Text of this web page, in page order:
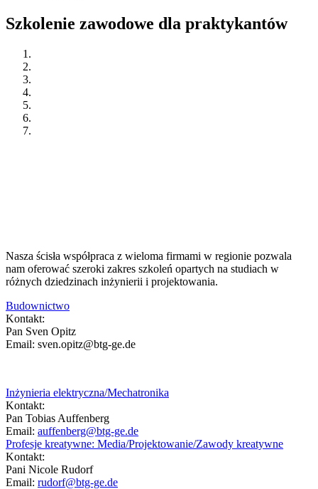
Szkolenie zawodowe dla praktykantów
Nasza ścisła współpraca z wieloma firmami w regionie pozwala
nam oferować szeroki zakres szkoleń opartych na studiach w
różnych dziedzinach inżynierii i projektowania.
Budownictwo
Kontakt:
Pan Sven Opitz
Email: sven.opitz@btg-ge.de
Inżynieria elektryczna/Mechatronika
Kontakt:
Pan Tobias Auffenberg
Email: auffenberg@btg-ge.de
Profesje kreatywne: Media/Projektowanie/Zawody kreatywne
Kontakt:
Pani Nicole Rudorf
Email: rudorf@btg-ge.de